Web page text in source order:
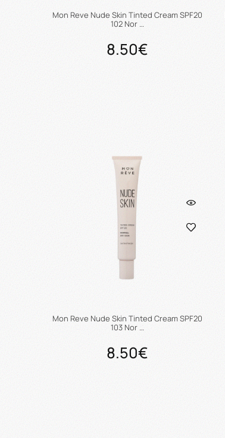
Mon Reve Nude Skin Tinted Cream SPF20
102 Nor …
8.50€
Προσθήκη στο καλάθι
Mon Reve Nude Skin Tinted Cream SPF20
103 Nor …
8.50€